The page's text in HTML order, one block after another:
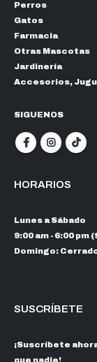
Perros
Gatos
Farmacia
Otras Mascotas
Jardinería
Accesorios,
SIGUENOS
HORARIOS
Lunes a Sábado
9:00 am - 6:00 pm
Domingo:
SUSCRÍBETE
¡Suscríbete
que nadie!